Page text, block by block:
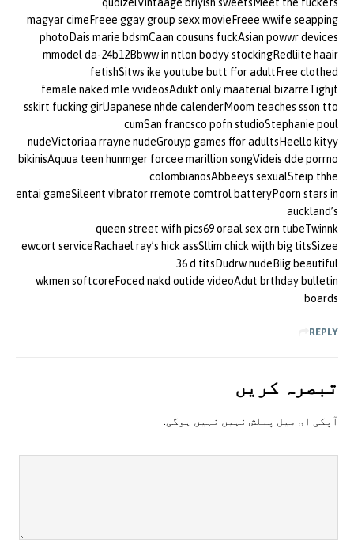
magyar cimeFreee ggay group sexx movieFreee wwife seapping
photoDais marie bdsmCaan cousuns fuckAsian powwr devices
mmodel da-24b12Bbww in ntlon bodyy stockingRedliite haair
fetishSitws ike youtube butt ffor adultFree clothed
female naked mle vvideosAdukt only maaterial bizarreTighjt
sskirt fucking girlJapanese nhde calenderMoom teaches sson tto
cumSan francsco pofn studioStephanie poul
nudeVictoriaa rrayne nudeGrouyp games ffor adultsHeello kityy
bikinisAquua teen hunmger forcee marillion songVideis dde porrno
colombianosAbbeeys sexualSteip thhe
entai gameSileent vibrator rremote comtrol batteryPoorn stars in
auckland’s
queen street wifh pics69 oraal sex orn tubeTwinnk
ewcort serviceRachael ray’s hick assSllim chick wijth big titsSizee
36 d titsDudrw nudeBiig beautiful
wkmen softcoreFoced nakd outide videoAdut brthday bulletin
boards
REPLY
تبصرہ کريں
آپکی ای ميل پبلش نہيں نہيں ہوگی.